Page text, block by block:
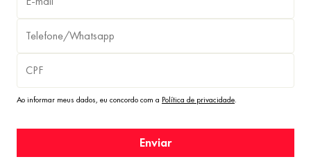
Ao informar meus dados, eu concordo com a Política de privacidade.
Enviar